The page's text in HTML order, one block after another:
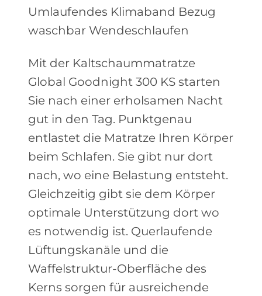
Umlaufendes Klimaband Bezug
waschbar Wendeschlaufen
Mit der Kaltschaummatratze
Global Goodnight 300 KS starten
Sie nach einer erholsamen Nacht
gut in den Tag. Punktgenau
entlastet die Matratze Ihren Körper
beim Schlafen. Sie gibt nur dort
nach, wo eine Belastung entsteht.
Gleichzeitig gibt sie dem Körper
optimale Unterstützung dort wo
es notwendig ist. Querlaufende
Lüftungskanäle und die
Waffelstruktur-Oberfläche des
Kerns sorgen für ausreichende